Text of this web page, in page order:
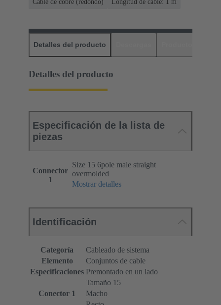
Cable de cobre (redondo)
Longitud de cable: 1 m
Detalles del producto
Detalles del producto
Especificación de la lista de
piezas
Connector
1
Size 15 6pole male straight
overmolded
Mostrar detalles
Identificación
Categoría
Cableado de sistema
Elemento
Conjuntos de cable
Especificaciones Premontado en un lado
Conector 1
Tamaño 15
Macho